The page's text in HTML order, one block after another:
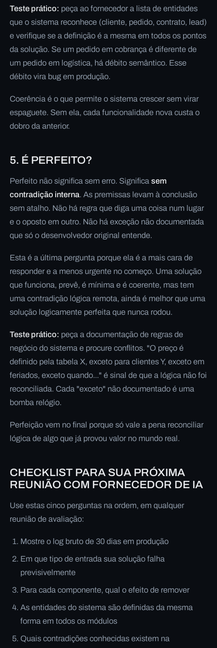
Teste prático: peça ao fornecedor a lista de entidades
que o sistema reconhece (cliente, pedido, contrato, lead)
e verifique se a definição é a mesma em todos os pontos
da solução. Se um pedido em cobrança é diferente de
um pedido em logística, há débito semântico. Esse
débito vira bug em produção.
Coerência é o que permite o sistema crescer sem virar
espaguete. Sem ela, cada funcionalidade nova custa o
dobro da anterior.
5. É PERFEITO?
Perfeito não significa sem erro. Significa sem
contradição interna. As premissas levam à conclusão
sem atalho. Não há regra que diga uma coisa num lugar
e o oposto em outro. Não há exceção não documentada
que só o desenvolvedor original entende.
Esta é a última pergunta porque ela é a mais cara de
responder e a menos urgente no começo. Uma solução
que funciona, prevê, é mínima e é coerente, mas tem
uma contradição lógica remota, ainda é melhor que uma
solução logicamente perfeita que nunca rodou.
Teste prático: peça a documentação de regras de
negócio do sistema e procure conflitos. "O preço é
definido pela tabela X, exceto para clientes Y, exceto em
feriados, exceto quando..." é sinal de que a lógica não foi
reconciliada. Cada "exceto" não documentado é uma
bomba relógio.
Perfeição vem no final porque só vale a pena reconciliar
lógica de algo que já provou valor no mundo real.
CHECKLIST PARA SUA PRÓXIMA
REUNIÃO COM FORNECEDOR DE IA
Use estas cinco perguntas na ordem, em qualquer
reunião de avaliação:
Mostre o log bruto de 30 dias em produção
Em que tipo de entrada sua solução falha
previsivelmente
Para cada componente, qual o efeito de remover
As entidades do sistema são definidas da mesma
forma em todos os módulos
Quais contradições conhecidas existem na